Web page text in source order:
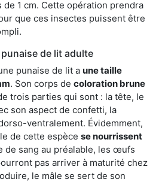
1 cm. Cette opération prendra
que ces insectes puissent être
de lit adulte
punaise de lit a une taille
. Son corps de coloration brune
trois parties qui sont : la tête, le
son aspect de confetti, la
ventralement. Évidemment,
de cette espèce se nourrissent
de sang au préalable, les œufs
pas arriver à maturité chez
le mâle se sert de son